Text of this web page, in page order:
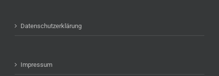
Datenschutzerklärung
Impressum